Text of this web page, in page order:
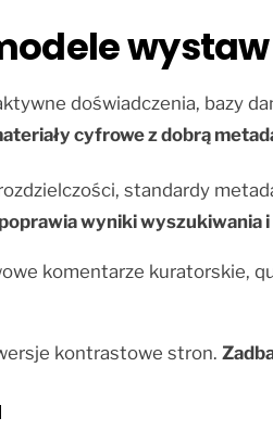
doświadczenia, bazy
cyfrowe z dobrą
standardy
wyniki wyszukiwania
komentarze kuratorskie,
kontrastowe stron.